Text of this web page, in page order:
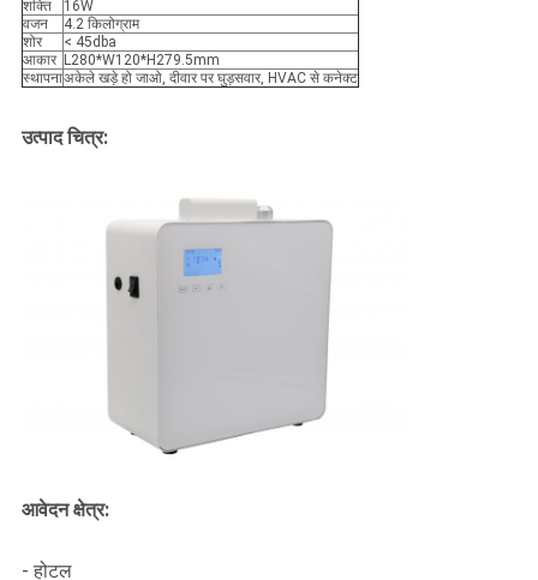
शक्ति
16W
वजन
4.2 किलोग्राम
शोर
< 45dba
आकार L280*W120*H279.5mm
स्थापनाअकेले खड़े हो जाओ, दीवार पर घुड़सवार, HVAC से कनेक्ट
उत्पाद चित्र:
आवेदन क्षेत्र:
- होटल